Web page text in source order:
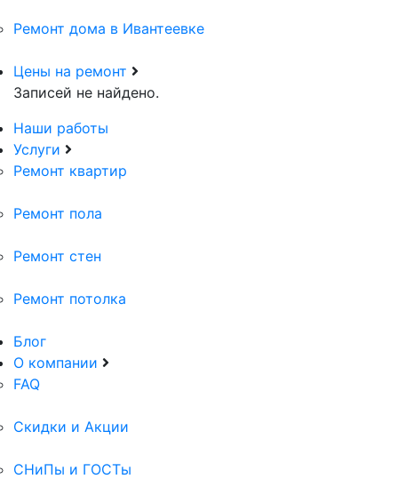
Ремонт дома в Ивантеевке
Цены на ремонт
Записей не найдено.
Наши работы
Услуги
Ремонт квартир
Ремонт пола
Ремонт стен
Ремонт потолка
Блог
О компании
FAQ
Скидки и Акции
СНиПы и ГОСТы